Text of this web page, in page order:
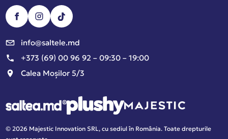
info@saltele.md
+373 (69) 00 96 92 – 09:30 – 19:00
Calea Moșilor 5/3
© 2026 Majestic Innovation SRL, cu sediul în România. Toate drepturile